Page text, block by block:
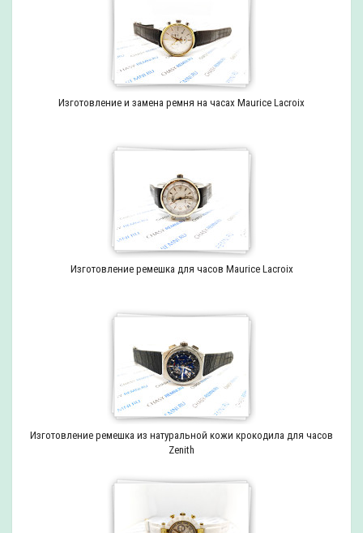
Изготовление и замена ремня на часах Maurice Lacroix
Изготовление ремешка для часов Maurice Lacroix
Изготовление ремешка из натуральной кожи крокодила для часов
Zenith